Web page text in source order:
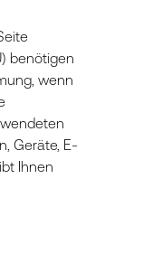
benötigen
wenn
Geräte, E-
Ihnen